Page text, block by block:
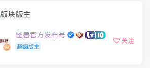
版块版主
怪兽官方发布号
超级版主
关注